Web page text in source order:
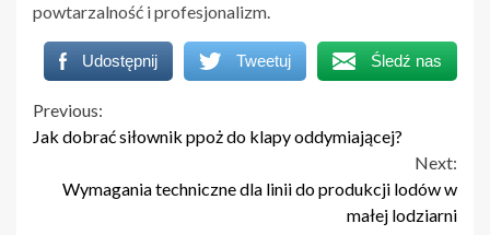
powtarzalność i profesjonalizm.
Udostępnij Tweetuj Śledź nas
Continue
Previous:
Jak dobrać siłownik ppoż do klapy oddymiającej?
Next:
Wymagania techniczne dla linii do produkcji lodów w
małej lodziarni